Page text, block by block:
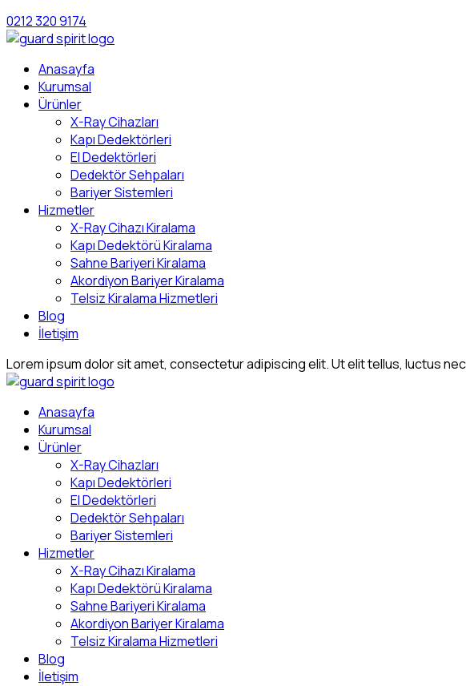
0212 320 9174
Anasayfa
Kurumsal
Ürünler
X-Ray Cihazları
Kapı Dedektörleri
El Dedektörleri
Dedektör Sehpaları
Bariyer Sistemleri
Hizmetler
X-Ray Cihazı Kiralama
Kapı Dedektörü Kiralama
Sahne Bariyeri Kiralama
Akordiyon Bariyer Kiralama
Telsiz Kiralama Hizmetleri
Blog
İletişim
Lorem ipsum dolor sit amet, consectetur adipiscing elit. Ut elit tellus, luctus
Anasayfa
Kurumsal
Ürünler
X-Ray Cihazları
Kapı Dedektörleri
El Dedektörleri
Dedektör Sehpaları
Bariyer Sistemleri
Hizmetler
X-Ray Cihazı Kiralama
Kapı Dedektörü Kiralama
Sahne Bariyeri Kiralama
Akordiyon Bariyer Kiralama
Telsiz Kiralama Hizmetleri
Blog
İletişim